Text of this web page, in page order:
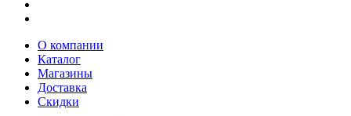
О компании
Каталог
Магазины
Доставка
Скидки